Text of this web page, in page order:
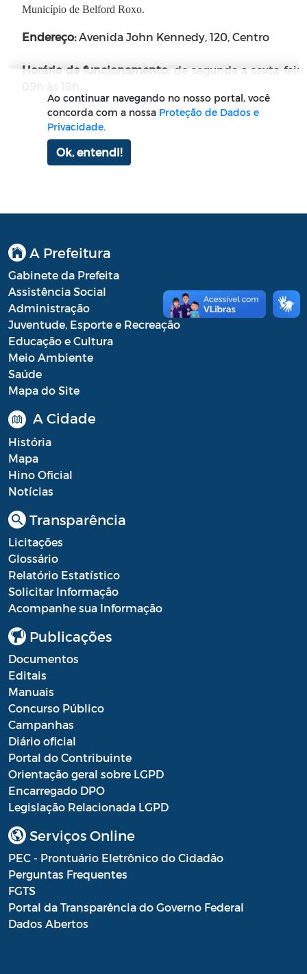
A Prefeitura
Gabinete da Prefeita
Assistência Social
Administração
Juventude, Esporte e Recreação
Educação e Cultura
Meio Ambiente
Saúde
Mapa do Site
A Cidade
História
Mapa
Hino Oficial
Notícias
Transparência
Licitações
Glossário
Relatório Estatístico
Solicitar Informação
Acompanhe sua Informação
Publicações
Documentos
Editais
Manuais
Concurso Público
Campanhas
Diário oficial
Portal do Contribuinte
Orientação geral sobre LGPD
Encarregado DPO
Legislação Relacionada LGPD
Serviços Online
PEC - Prontuário Eletrônico do Cidadão
Perguntas Frequentes
FGTS
Portal da Transparência do Governo Federal
Dados Abertos